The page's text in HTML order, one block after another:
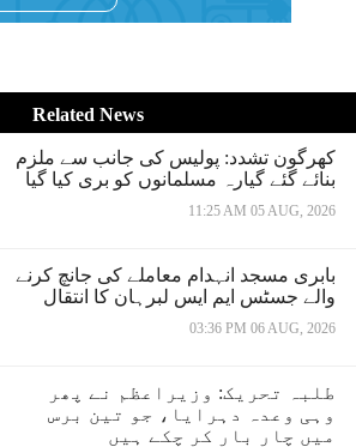
Related News
کھرگون تشدد: پولیس کی جانب سے ملزم
بنائے گئے گیارہ مسلمانوں کو بری کیا گیا
11:25 AM 05 AUG, 2026
بابری مسجد انہدام معاملے کی جانچ کرنے
والے جسٹس ایم ایس لبرہان کا انتقال
03:36 PM 06 AUG, 2026
طلبہ تحریک: وزیراعظم نے پھر
وہی وعدہ دہرایا، جو تین برس
میں چار بار کر چکے ہیں